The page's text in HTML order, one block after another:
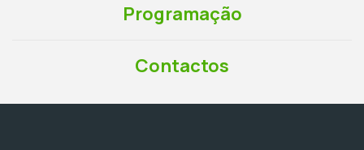
Programação
Contactos